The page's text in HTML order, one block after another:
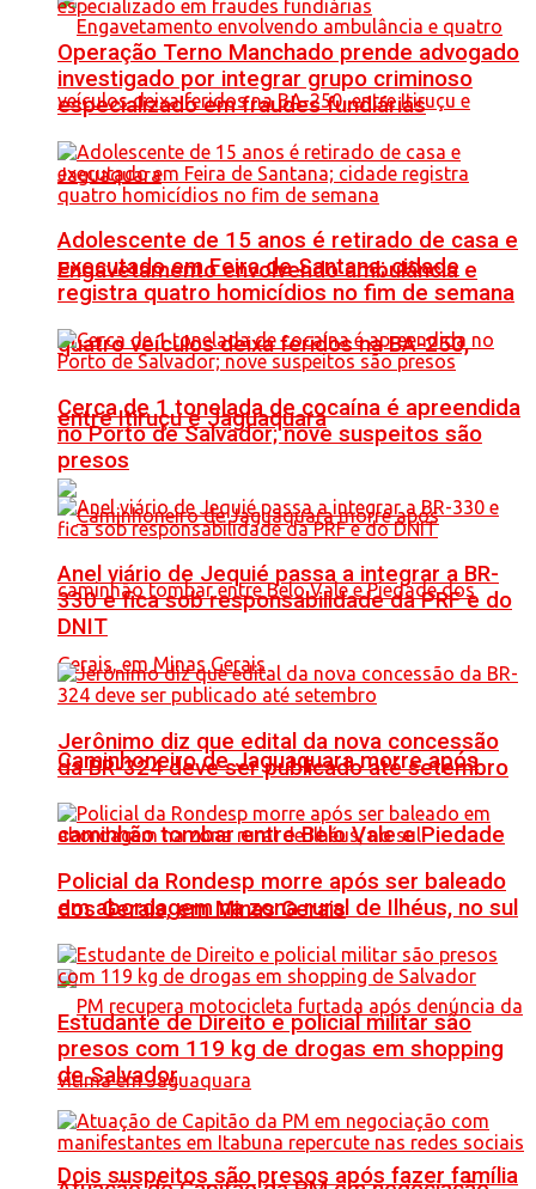
Engavetamento envolvendo ambulância e
quatro veículos deixa feridos na BA-250,
entre Itiruçu e Jaguaquara
Caminhoneiro de Jaguaquara morre após
caminhão tombar entre Belo Vale e Piedade
dos Gerais, em Minas Gerais
Dois suspeitos são presos após fazer família
Operação Terno Manchado prende advogado
investigado por integrar grupo criminoso
especializado em fraudes fundiárias
Adolescente de 15 anos é retirado de casa e
executado em Feira de Santana; cidade
registra quatro homicídios no fim de semana
Cerca de 1 tonelada de cocaína é apreendida
no Porto de Salvador; nove suspeitos são
presos
Anel viário de Jequié passa a integrar a BR-
330 e fica sob responsabilidade da PRF e do
DNIT
Jerônimo diz que edital da nova concessão
da BR-324 deve ser publicado até setembro
Policial da Rondesp morre após ser baleado
em abordagem na zona rural de Ilhéus, no sul
Estudante de Direito e policial militar são
presos com 119 kg de drogas em shopping
de Salvador